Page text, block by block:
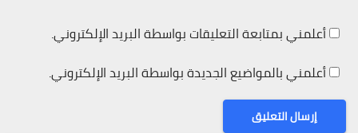
أعلمني بمتابعة التعليقات بواسطة البريد الإلكتروني.
أعلمني بالمواضيع الجديدة بواسطة البريد الإلكتروني.